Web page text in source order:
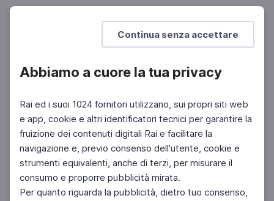
Continua senza accettare
Abbiamo a cuore la tua privacy
Rai ed i suoi 1024 fornitori utilizzano, sui propri siti web
e app, cookie e altri identificatori tecnici per garantire la
fruizione dei contenuti digitali Rai e facilitare la
navigazione e, previo consenso dell'utente, cookie e
strumenti equivalenti, anche di terzi, per misurare il
consumo e proporre pubblicità mirata.
Per quanto riguarda la pubblicità, dietro tuo consenso,
Pensiero, Linguaggio e Metamorfosi Digitale